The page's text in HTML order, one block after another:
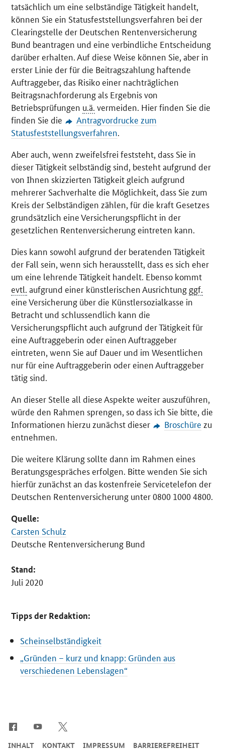
tatsächlich um eine selbständige Tätigkeit handelt,
können Sie ein Statusfeststellungsverfahren bei der
Clearingstelle der Deutschen Rentenversicherung
Bund beantragen und eine verbindliche Entscheidung
darüber erhalten. Auf diese Weise können Sie, aber in
erster Linie der für die Beitragszahlung haftende
Auftraggeber, das Risiko einer nachträglichen
Beitragsnachforderung als Ergebnis von
Betriebsprüfungen u.ä. vermeiden. Hier finden Sie die
finden Sie die
Antragvordrucke zum
Statusfeststellungsverfahren.
Aber auch, wenn zweifelsfrei feststeht, dass Sie in
dieser Tätigkeit selbständig sind, besteht aufgrund der
von Ihnen skizzierten Tätigkeit gleich aufgrund
mehrerer Sachverhalte die Möglichkeit, dass Sie zum
Kreis der Selbständigen zählen, für die kraft Gesetzes
grundsätzlich eine Versicherungspflicht in der
gesetzlichen Rentenversicherung eintreten kann.
Dies kann sowohl aufgrund der beratenden Tätigkeit
der Fall sein, wenn sich herausstellt, dass es sich eher
um eine lehrende Tätigkeit handelt. Ebenso kommt
evtl. aufgrund einer künstlerischen Ausrichtung ggf.
eine Versicherung über die Künstlersozialkasse in
Betracht und schlussendlich kann die
Versicherungspflicht auch aufgrund der Tätigkeit für
eine Auftraggeberin oder einen Auftraggeber
eintreten, wenn Sie auf Dauer und im Wesentlichen
nur für eine Auftraggeberin oder einen Auftraggeber
tätig sind.
An dieser Stelle all diese Aspekte weiter auszuführen,
würde den Rahmen sprengen, so dass ich Sie bitte, die
Informationen hierzu zunächst dieser
Broschüre zu
entnehmen.
Die weitere Klärung sollte dann im Rahmen eines
Beratungsgespräches erfolgen. Bitte wenden Sie sich
hierfür zunächst an das kostenfreie Servicetelefon der
Deutschen Rentenversicherung unter 0800 1000 4800.
Quelle:
Carsten Schulz
Deutsche Rentenversicherung Bund
Stand:
Juli 2020
Tipps der Redaktion:
Scheinselbständigkeit
„Gründen – kurz und knapp: Gründen aus
verschiedenen Lebenslagen“
INHALT KONTAKT IMPRESSUM
BARRIEREFREIHEIT